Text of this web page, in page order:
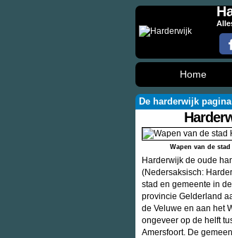
Home
De harderwijk pagina
Wapen van de
Harderwijk de oude
(Nedersaksisch:
stad en gemeente in
provincie Gelderland
de Veluwe en aan het
ongeveer op de helft
Amersfoort. De